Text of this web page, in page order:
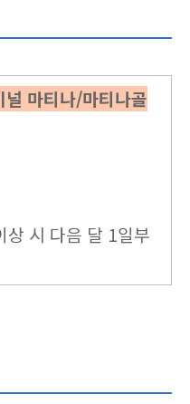
마티나/마티나골
시 다음 달 1일부